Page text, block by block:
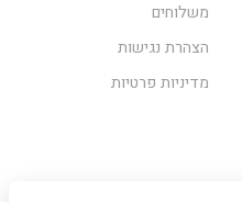
משלוחים
הצהרת נגישות
מדיניות פרטיות